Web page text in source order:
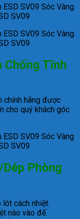
SV09
SV09
Chống Tĩnh
chính hãng được
cho quý khách góc
SV09
Dép Phòng
cách nhiệt.
nào vào đế.